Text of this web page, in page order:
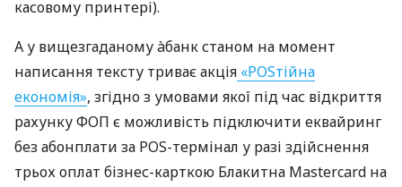
касовому принтері).
А у вищезгаданому àбанк станом на момент
написання тексту триває акція «POSтійна
економія», згідно з умовами якої під час відкриття
рахунку ФОП є можливість підключити еквайринг
без абонплати за POS-термінал у разі здійснення
трьох оплат бізнес-карткою Блакитна Mastercard на